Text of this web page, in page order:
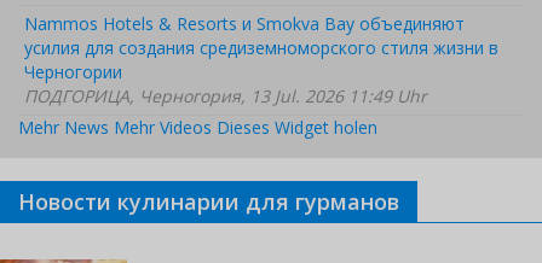
Nammos Hotels & Resorts и Smokva Bay объединяют
усилия для создания средиземноморского стиля жизни в
Черногории
ПОДГОРИЦА, Черногория, 13 Jul. 2026 11:49 Uhr
Mehr News Mehr Videos Dieses Widget holen
Новости кулинарии для гурманов